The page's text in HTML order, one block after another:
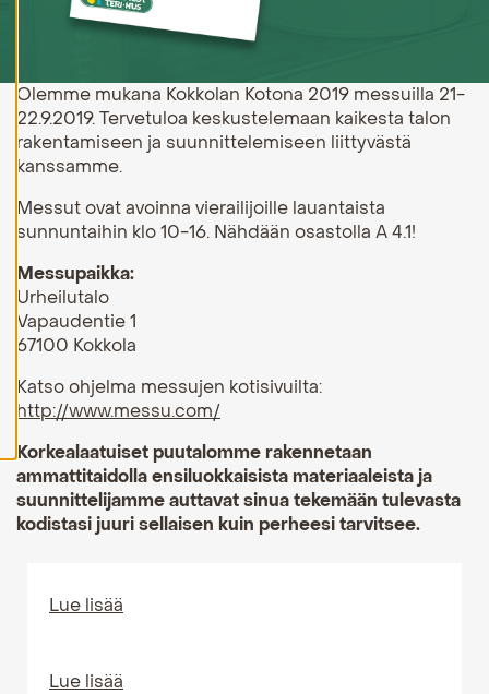
ä
k
s
y
k
a
k
k
i
v
ä
s
t
e
t
Olemme mukana Kokkolan Kotona 2019 messuilla 21-
22.9.2019. Tervetuloa keskustelemaan kaikesta talon
rakentamiseen ja suunnittelemiseen liittyvästä
kanssamme.
Messut ovat avoinna vierailijoille lauantaista
sunnuntaihin klo 10-16. Nähdään osastolla A 4.1!
Messupaikka:
Urheilutalo
Vapaudentie 1
67100 Kokkola
Katso ohjelma messujen kotisivuilta:
http://www.messu.com/
Korkealaatuiset puutalomme rakennetaan
ammattitaidolla ensiluokkaisista materiaaleista ja
suunnittelijamme auttavat sinua tekemään tulevasta
kodistasi juuri sellaisen kuin perheesi tarvitsee.
Lue lisää
Lue lisää